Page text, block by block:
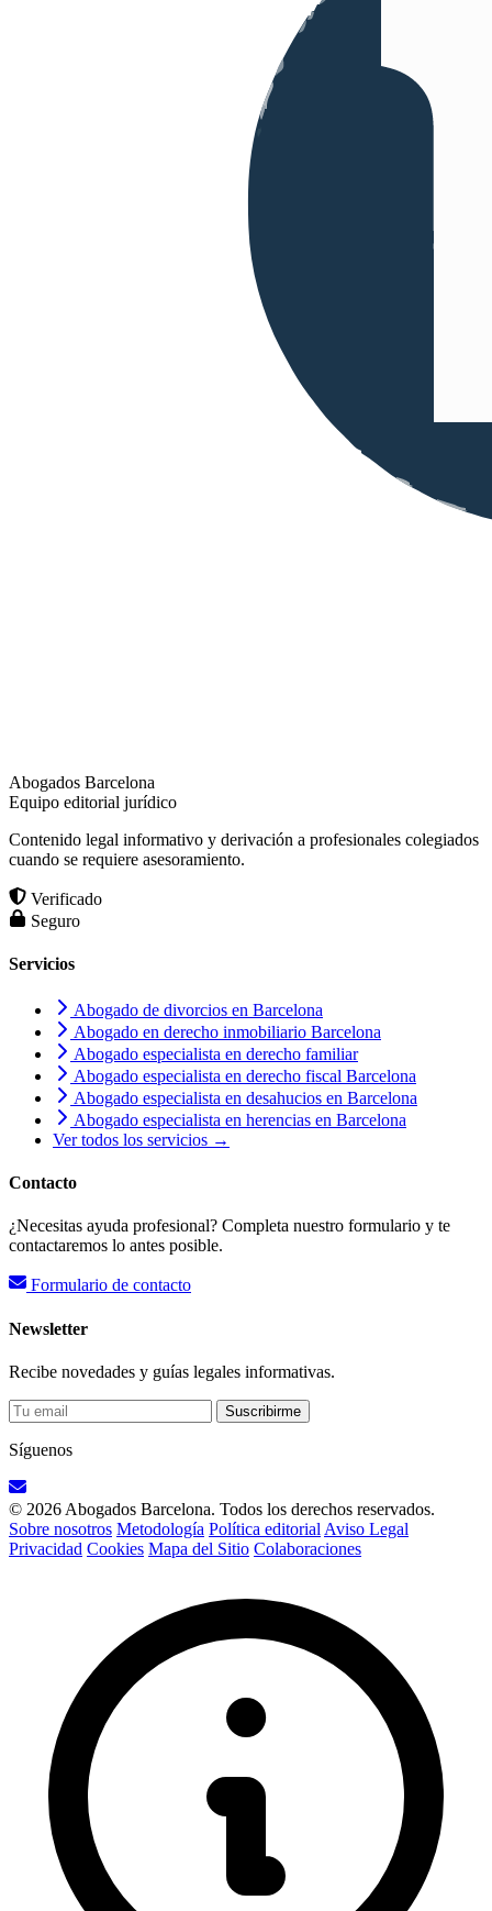
Abogados Barcelona
Equipo editorial jurídico
Contenido legal informativo y derivación a profesionales colegiados
cuando se requiere asesoramiento.
Verificado
Seguro
Servicios
Abogado de divorcios en Barcelona
Abogado en derecho inmobiliario Barcelona
Abogado especialista en derecho familiar
Abogado especialista en derecho fiscal Barcelona
Abogado especialista en desahucios en Barcelona
Abogado especialista en herencias en Barcelona
Ver todos los servicios →
Contacto
¿Necesitas ayuda profesional? Completa nuestro formulario y te
contactaremos lo antes posible.
Formulario de contacto
Newsletter
Recibe novedades y guías legales informativas.
Suscribirme
Síguenos
© 2026 Abogados Barcelona. Todos los derechos reservados.
Sobre nosotros Metodología Política editorial Aviso Legal
Privacidad Cookies Mapa del Sitio Colaboraciones